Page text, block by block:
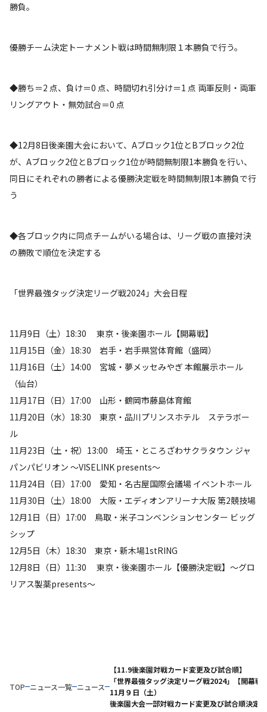
勝負。
優勝チーム決定トーナメント戦は時間無制限１本勝負で行う。
◆勝ち＝2 点、負け＝0 点、時間切れ引分け＝1 点 両軍反則・両軍
リングアウト・無効試合＝0 点
◆12月8日後楽園大会において、Aブロック1位とBブロック2位
が、Aブロック2位とBブロック1位が時間無制限1本勝負を行い、
同日にそれぞれの勝者による優勝決定戦を時間無制限1本勝負で行
う
◆各ブロック内に同点チームがいる場合は、リーグ戦の直接対決
の勝敗で順位を決定する
「世界最強タッグ決定リーグ戦2024」大会日程
11月9日（土）18:30 東京・後楽園ホール【開幕戦】
11月15日（金）18:30 岩手・岩手県営体育館（盛岡）
11月16日（土）14:00 宮城・夢メッセみやぎ 本館展示ホール
（仙台）
11月17日（日）17:00 山形・鶴岡市藤島体育館
11月20日（水）18:30 東京・品川プリンスホテル ステラボー
ル
11月23日（土・祝）13:00 埼玉・ところざわサクラタウン ジャ
パンパビリオン ～VISELINK presents～
11月24日（日）17:00 愛知・名古屋国際会議場 イベントホール
11月30日（土）18:00 大阪・エディオンアリーナ大阪 第2競技場
12月1日（日）17:00 鳥取・米子コンベンションセンター ビッグ
シップ
12月5日（木）18:30 東京・新木場1stRING
12月8日（日）11:30 東京・後楽園ホール【優勝決定戦】～グロ
リアス製薬presents～
TOP ニュース一覧 ニュース
【11.9後楽園対戦カード変更及び試合順】
「世界最強タッグ決定リーグ戦2024」【開幕戦
11月９日（土）
後楽園大会一部対戦カード変更及び試合順決定